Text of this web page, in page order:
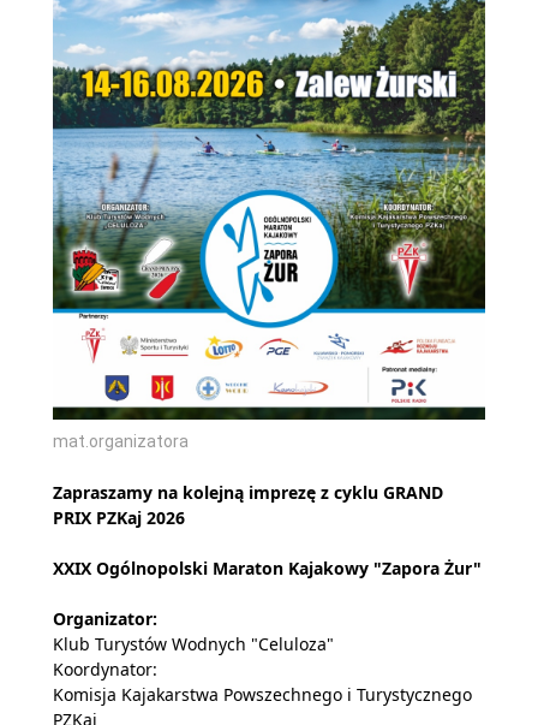
mat.organizatora
Zapraszamy na kolejną imprezę z cyklu GRAND
PRIX PZKaj 2026
XXIX Ogólnopolski Maraton Kajakowy "Zapora Żur"
Organizator:
Klub Turystów Wodnych "Celuloza"
Koordynator:
Komisja Kajakarstwa Powszechnego i Turystycznego
PZKaj